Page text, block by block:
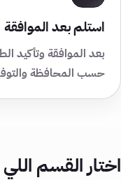
استلم بعد الموافقة
بعد الموافقة وتأكيد
حسب المحافظة
اختار القسم